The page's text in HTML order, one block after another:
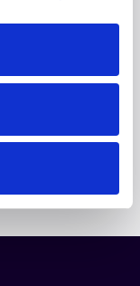
vocea
în fața